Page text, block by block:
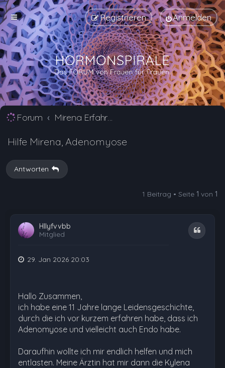
Anmelden
Registrieren
Forum Mirena Erfahrungsberichte und Nebenwirkungen
Hilfe Mirena, Adenomyose
Antworten
1 Beitrag • Seite 1 von 1
Hllyfvvbb
Mitglied
Zitat
29. Jan 2026 20:03
Hallo Zusammen,
ich habe eine 11 Jahre lange Leidensgeschichte,
durch die ich vor kurzem erfahren habe, dass ich
Adenomyose und vielleicht auch Endo habe.
Daraufhin wollte ich mir endlich helfen und mich
entlasten. Meine Ärztin hat mir dann die Kylena